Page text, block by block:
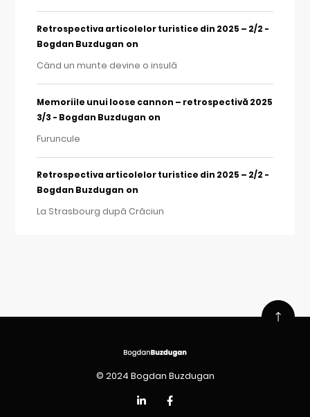
Retrospectiva articolelor turistice din 2025 – 2/2 -
Bogdan Buzdugan on
Când un munte devine o insulă
Memoriile unui loose cannon – retrospectivă 2025
3/3 - Bogdan Buzdugan on
Furuncule
Retrospectiva articolelor turistice din 2025 – 2/2 -
Bogdan Buzdugan on
La Strasbourg după Crăciun
© 2024 Bogdan Buzdugan